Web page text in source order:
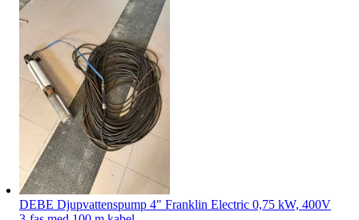
DEBE Djupvattenspump 4" Franklin Electric 0,75 kW, 400V